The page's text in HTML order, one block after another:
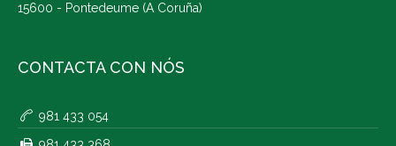
15600 - Pontedeume (A Coruña)
CONTACTA CON NÓS
981 433 054